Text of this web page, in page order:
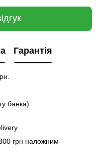
Гарантія
банка)
грн наложним